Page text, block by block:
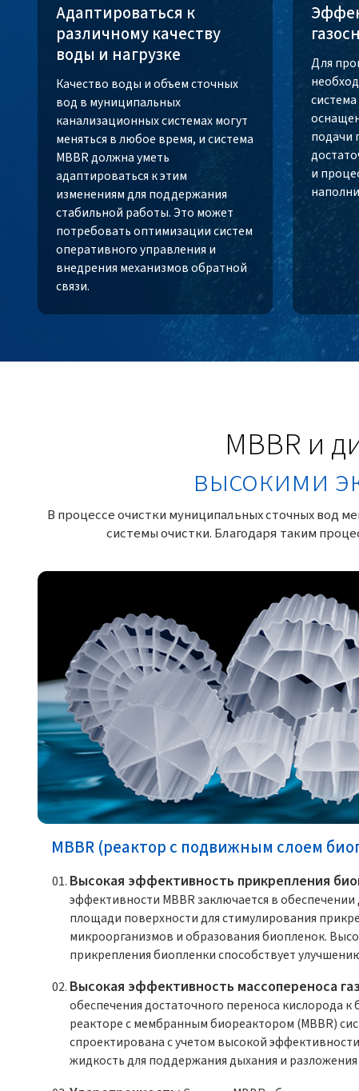
Адаптироваться к
различному качеству
воды и нагрузке
Качество воды и объем сточных
вод в муниципальных
канализационных системах могут
меняться в любое время, и система
MBBR должна уметь
адаптироваться к этим
изменениям для поддержания
стабильной работы. Это может
потребовать оптимизации систем
оперативного управления и
внедрения механизмов обратной
связи.
Для
подачи
и
MBBR и
высокими
В процессе очистки муниципальных сточных вод
системы очистки. Благодаря таким
MBBR (реактор с подвижным слоем
Высокая эффективность прикрепления
эффективности MBBR заключается в
площади поверхности для стимулирования
микроорганизмов и образования биопленок.
прикрепления биопленки способствует
Высокая эффективность массопереноса
обеспечения достаточного переноса кислорода к
реакторе с мембранным биореактором (MBBR)
спроектирована с учетом высокой
жидкость для поддержания дыхания и